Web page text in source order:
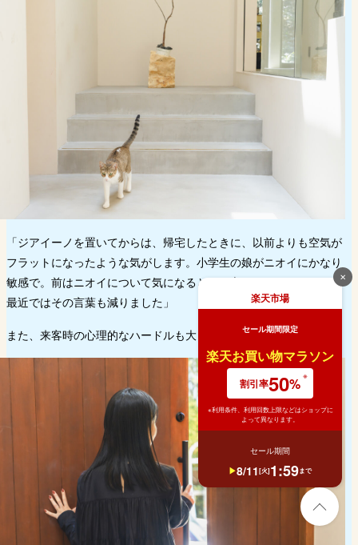
「ジアイーノを置いてからは、帰宅したときに、以前よりも空気が
フラットになったような気がします。小学生の娘がニオイにかなり
敏感で。前はニオイについて気になるとよく言っていたのですが、
最近ではその言葉も減りました」
また、来客時の心理的なハードルも大きく下がったそう。
✕
楽天市場
セール期間限定
楽天お買い物マラソン
割引率50%
※利用条件、利用回数上限などはショップに
よって異なります。
セール期間
8/11[火]1:59まで